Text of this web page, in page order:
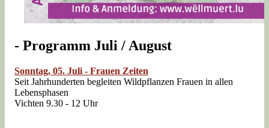
- Programm Juli / August
Sonntag, 05. Juli - Frauen Zeiten
Seit Jahrhunderten begleiten Wildpflanzen Frauen in allen
Lebensphasen
Vichten 9.30 - 12 Uhr